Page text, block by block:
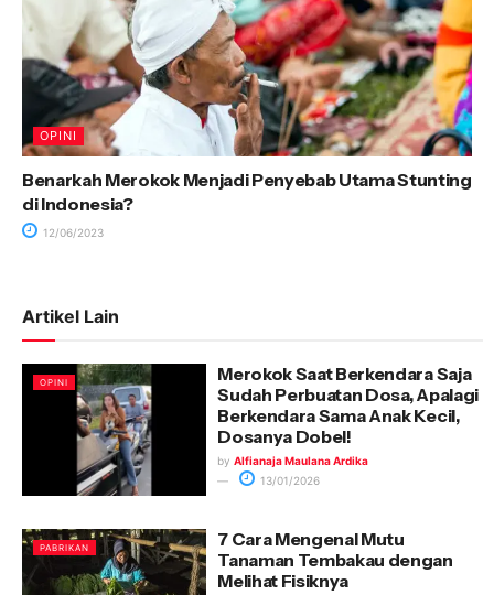
OPINI
Benarkah Merokok Menjadi Penyebab Utama Stunting
di Indonesia?
12/06/2023
Artikel Lain
OPINI
Merokok Saat Berkendara Saja
Sudah Perbuatan Dosa, Apalagi
Berkendara Sama Anak Kecil,
Dosanya Dobel!
by Alfianaja Maulana Ardika
13/01/2026
PABRIKAN
7 Cara Mengenal Mutu
Tanaman Tembakau dengan
Melihat Fisiknya